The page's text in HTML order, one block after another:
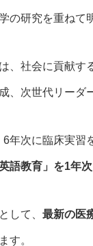
の研究を重ねて
、社会に貢献す
、次世代リーダ
年次に臨床実習
英語教育」を1年
して、 最新の医
す。